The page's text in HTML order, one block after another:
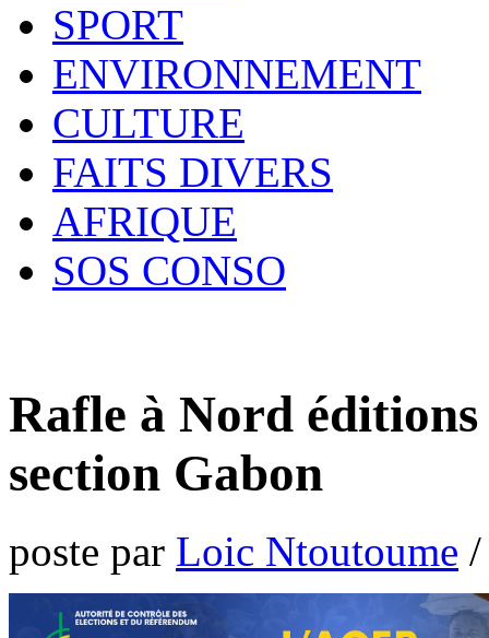
SPORT
ENVIRONNEMENT
CULTURE
FAITS DIVERS
AFRIQUE
SOS CONSO
Rafle à Nord
section Gabon
poste par Loic Ntoutoume